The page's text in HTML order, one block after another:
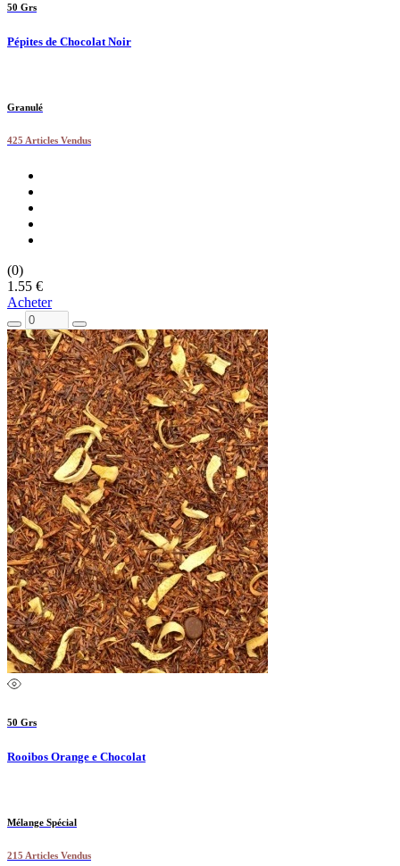
50 Grs
Pépites de Chocolat Noir
Granulé
425 Articles Vendus
(0)
1.55 €
Acheter
50 Grs
Rooibos Orange e Chocolat
Mélange Spécial
215 Articles Vendus